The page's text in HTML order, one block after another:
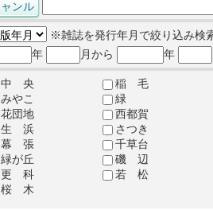
※雑誌を発行年月で絞り込み検
年
月から 年
中 央
稲 毛
みやこ
緑
花団地
西都賀
生 浜
さつき
幕 張
千草台
緑が丘
磯 辺
更 科
若 松
桜 木